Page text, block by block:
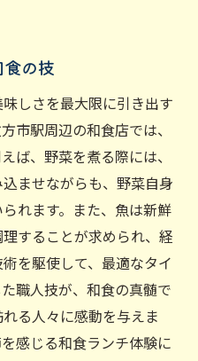
の技
しさを最大限に引き出す
市駅周辺の和食店では、
ば、野菜を煮る際には、
ませながらも、野菜自身
れます。また、魚は新鮮
することが求められ、経
を駆使して、最適なタイ
職人技が、和食の真髄で
る人々に感動を与えま
感じる和食ランチ体験に